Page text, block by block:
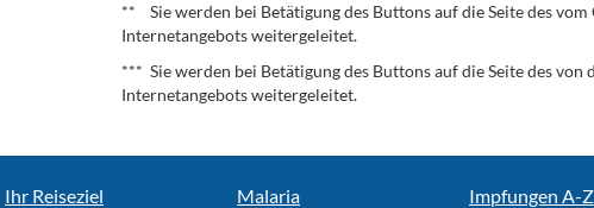
** Sie werden bei Betätigung des Buttons auf die Seite des
Internetangebots weitergeleitet.
*** Sie werden bei Betätigung des Buttons auf die Seite des
Internetangebots weitergeleitet.
Ihr Reiseziel Malaria Impfungen A-Z